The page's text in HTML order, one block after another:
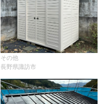
その他
長野県諏訪市